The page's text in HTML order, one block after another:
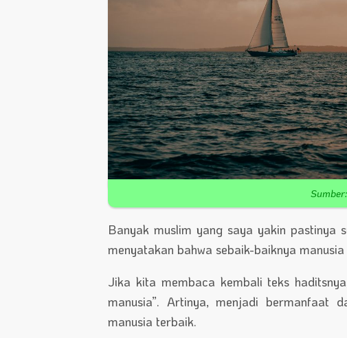
Sumber:
Banyak muslim yang saya yakin pastinya
menyatakan bahwa sebaik-baiknya
Jika kita membaca kembali teks
manusia”. Artinya, menjadi bermanfaat
manusia terbaik.